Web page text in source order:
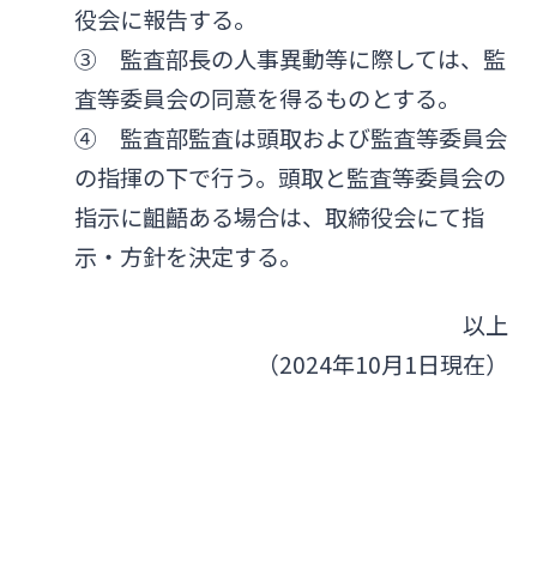
役会に報告する。
③ 監査部長の人事異動等に際しては、監
査等委員会の同意を得るものとする。
④ 監査部監査は頭取および監査等委員会
の指揮の下で行う。頭取と監査等委員会の
指示に齟齬ある場合は、取締役会にて指
示・方針を決定する。
以上
（2024年10月1日現在）